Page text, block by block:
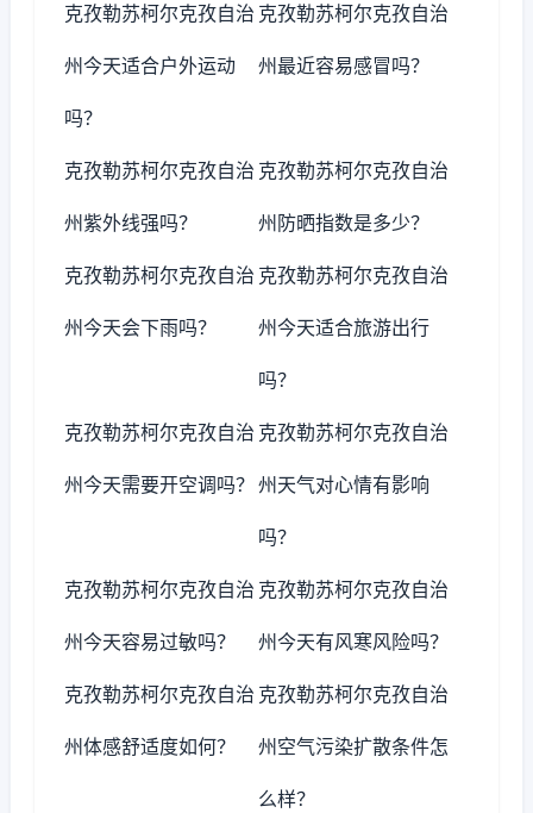
克孜勒苏柯尔克孜自治
州今天适合户外运动
吗？
克孜勒苏柯尔克孜自治
州最近容易感冒吗？
克孜勒苏柯尔克孜自治
州紫外线强吗？
克孜勒苏柯尔克孜自治
州防晒指数是多少？
克孜勒苏柯尔克孜自治
州今天会下雨吗？
克孜勒苏柯尔克孜自治
州今天适合旅游出行
吗？
克孜勒苏柯尔克孜自治
州今天需要开空调吗？
克孜勒苏柯尔克孜自治
州天气对心情有影响
吗？
克孜勒苏柯尔克孜自治
州今天容易过敏吗？
克孜勒苏柯尔克孜自治
州今天有风寒风险吗？
克孜勒苏柯尔克孜自治
州体感舒适度如何？
克孜勒苏柯尔克孜自治
州空气污染扩散条件怎
么样？